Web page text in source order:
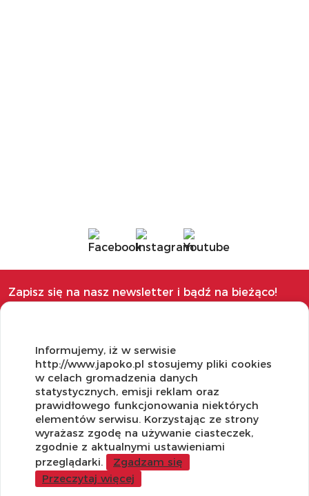
Zapisz się na nasz newsletter i bądź na bieżąco!
OBSŁUGA KLIENTA
Regulamin i Polityka Cookies
Dostawa, Reklamacje i Zwroty
Metody płatności
Standardy jakości i bezpieczeństwa
WARTO WIEDZIEĆ
Sprzedaż Hurtowa
Informujemy, iż w serwisie
http://www.japoko.pl stosujemy pliki cookies
w celach gromadzenia danych
statystycznych, emisji reklam oraz
prawidłowego funkcjonowania niektórych
elementów serwisu. Korzystając ze strony
wyrażasz zgodę na używanie ciasteczek,
zgodnie z aktualnymi ustawieniami
przeglądarki.
Zgadzam się
Przeczytaj więcej